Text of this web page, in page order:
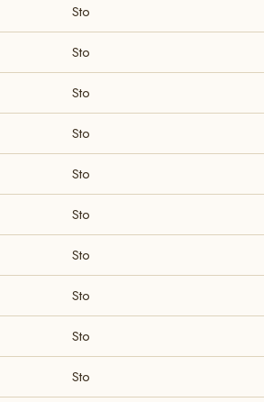
Sto
Sto
Sto
Sto
Sto
Sto
Sto
Sto
Sto
Sto